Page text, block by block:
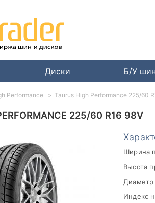
Диски Б/У
225/60 R16 98V
Ширина
Высота
Диаметр
Индекс
Performance Taurus High Performance 225/60